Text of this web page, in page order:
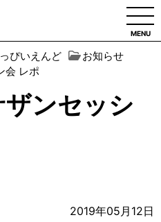
MENU
ぴいえんど
お知らせ
会 レポ
ザンセッシ
2019年05月12日